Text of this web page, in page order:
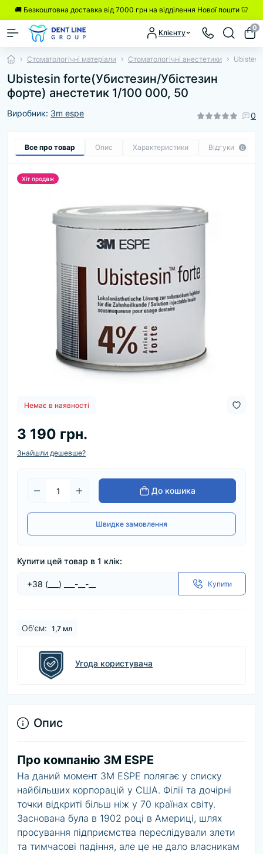
🚚 Безкоштовна доставка від 7000 грн на відділення Нової пошти 🦷
Клієнту
0
Стоматологічні матеріали Стоматологічні анестетики
Ubistesin forte(Убистезин/Убістезин
форте) анестетик 1/100 000, 50
Виробник: 3m espe 0
Все про товар Опис Характеристики Відгуки 0
Хіт продаж
Немає в наявності
3 190 грн.
Знайшли дешевше?
До кошика
Швидке замовлення
Купити цей товар в 1 клік:
Купити
Об'єм: 1,7 мл
Угода користувача
Опис
Про компанію 3M ESPE
На даний момент 3M ESPE полягає у списку
найбільших корпорацій у США. Філії та дочірні
точки відкриті більш ніж у 70 країнах світу.
Заснована була в 1902 році в Америці, шлях
просування підприємства переслідували злети
та тимчасові падіння, але це не дало власникам